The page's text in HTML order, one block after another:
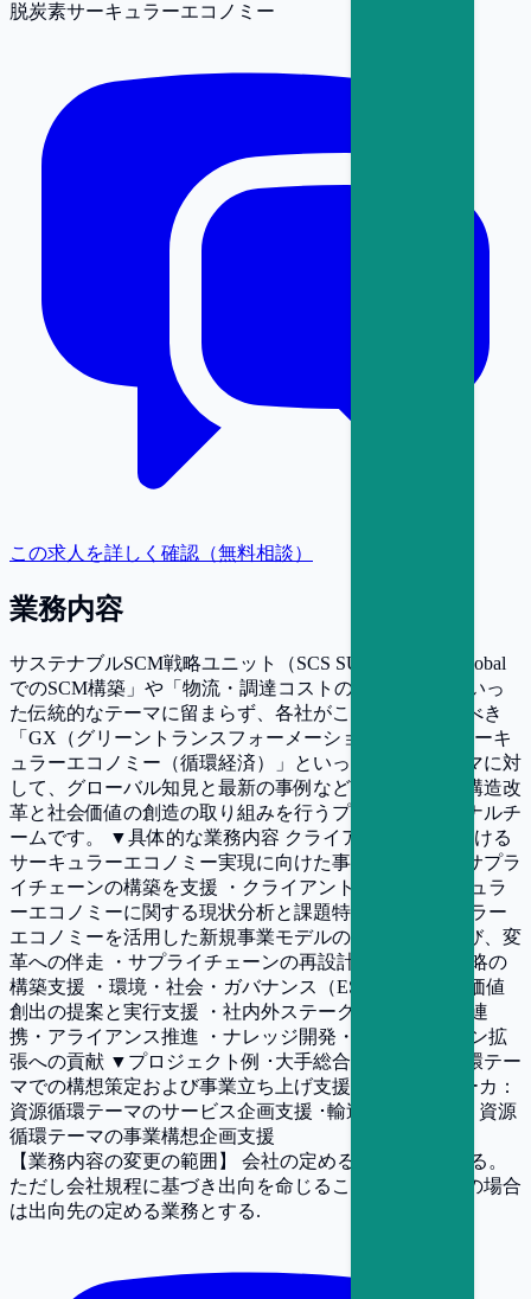
脱炭素サーキュラーエコノミー
この求人を詳しく確認（無料相談）
業務内容
サステナブルSCM戦略ユニット（SCS SU）では、「Global
でのSCM構築」や「物流・調達コストの構造改革」といっ
た伝統的なテーマに留まらず、各社がこれから取組むべき
「GX（グリーントランスフォーメーション）」、「サーキ
ュラーエコノミー（循環経済）」といった課題やテーマに対
して、グローバル知見と最新の事例などを基に企業の構造改
革と社会価値の創造の取り組みを行うプロフェッショナルチ
ームです。 ▼具体的な業務内容 クライアント企業における
サーキュラーエコノミー実現に向けた事業構想およびサプラ
イチェーンの構築を支援 ・クライアント企業のサーキュラ
ーエコノミーに関する現状分析と課題特定 ・サーキュラー
エコノミーを活用した新規事業モデルの立案支援および、変
革への伴走 ・サプライチェーンの再設計、資源循環戦略の
構築支援 ・環境・社会・ガバナンス（ESG）観点での価値
創出の提案と実行支援 ・社内外ステークホルダーとの連
携・アライアンス推進 ・ナレッジ開発・サービスライン拡
張への貢献 ▼プロジェクト例 ･大手総合商社：資源循環テー
マでの構想策定および事業立ち上げ支援 ･精密機器メーカ：
資源循環テーマのサービス企画支援 ･輸送機器メーカ：資源
循環テーマの事業構想企画支援
【業務内容の変更の範囲】
会社の定める業務に従事する。
ただし会社規程に基づき出向を命じることがあり、その場合
は出向先の定める業務とする.